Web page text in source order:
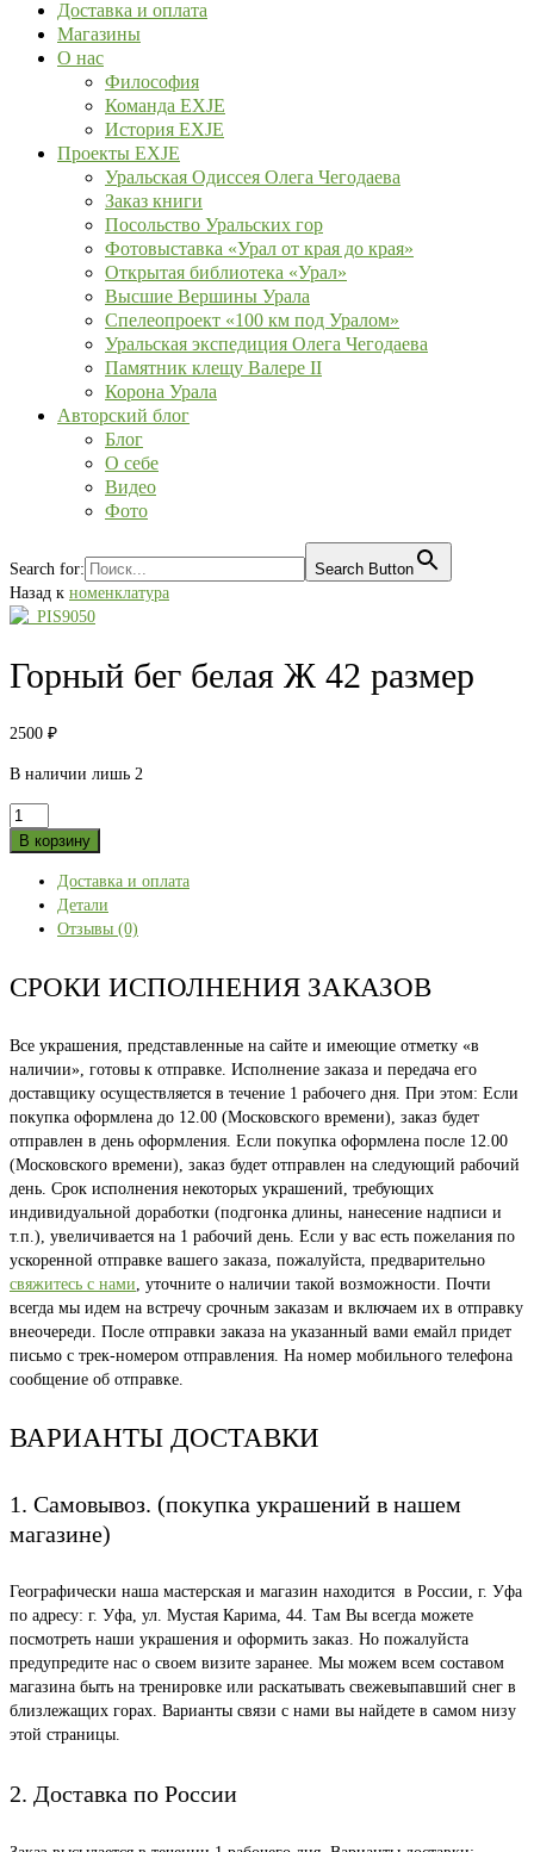
Доставка и оплата
Магазины
О нас
Философия
Команда EXJE
История EXJE
Проекты EXJE
Уральская Одиссея Олега Чегодаева
Заказ книги
Посольство Уральских гор
Фотовыставка «Урал от края до края»
Открытая библиотека «Урал»
Высшие Вершины Урала
Спелеопроект «100 км под Уралом»
Уральская экспедиция Олега Чегодаева
Памятник клещу Валере II
Корона Урала
Авторский блог
Блог
О себе
Видео
Фото
Search for:
Search Button
Назад к номенклатура
Горный бег белая Ж 42 размер
2500 ₽
В наличии лишь 2
Количество
товара
белая
размер
В корзину
Доставка и оплата
Детали
Отзывы (0)
СРОКИ ИСПОЛНЕНИЯ ЗАКАЗОВ
Все украшения, представленные на сайте и имеющие отметку «в
наличии», готовы к отправке. Исполнение заказа и передача его
доставщику осуществляется в течение 1 рабочего дня. При этом: Если
покупка оформлена до 12.00 (Московского времени), заказ будет
отправлен в день оформления. Если покупка оформлена после 12.00
(Московского времени), заказ будет отправлен на следующий рабочий
день. Срок исполнения некоторых украшений, требующих
индивидуальной доработки (подгонка длины, нанесение надписи и
т.п.), увеличивается на 1 рабочий день. Если у вас есть пожелания по
ускоренной отправке вашего заказа, пожалуйста, предварительно
свяжитесь с нами, уточните о наличии такой возможности. Почти
всегда мы идем на встречу срочным заказам и включаем их в отправку
внеочереди. После отправки заказа на указанный вами емайл придет
письмо с трек-номером отправления. На номер мобильного телефона
сообщение об отправке.
ВАРИАНТЫ ДОСТАВКИ
1. Самовывоз. (покупка украшений в нашем
магазине)
Географически наша мастерская и магазин находится в России, г. Уфа
по адресу: г. Уфа, ул. Мустая Карима, 44. Там Вы всегда можете
посмотреть наши украшения и оформить заказ. Но пожалуйста
предупредите нас о своем визите заранее. Мы можем всем составом
магазина быть на тренировке или раскатывать свежевыпавший снег в
близлежащих горах. Варианты связи с нами вы найдете в самом низу
этой страницы.
2. Доставка по России